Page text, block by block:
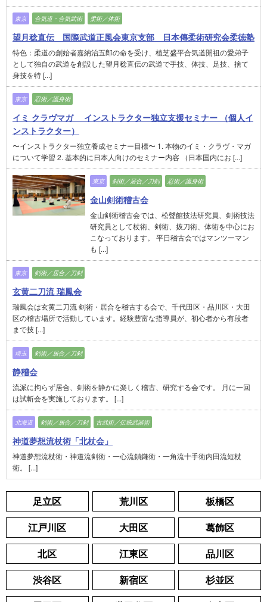
東京 合気道・合気武術 柔術／体術
望月稔直伝 国際武道正風会東京支部 日本傳柔術研究会柔徳塾
特色：柔道の創始者嘉納治五郎の命を受け、植芝盛平合気道開祖の愛弟子
として独自の武道を創設した望月稔直伝の武道で手技、体技、足技、捨て
身技を特 [...]
東京 忍術／護身術
イミ クラヴマガ インストラクター独立支援セミナー （個人イ
ンストラクター）
〜インストラクター独立養成セミナー目標〜 1. 本物のイミ・クラヴ・マガ
について学習 2. 基本的に日本人向けのセミナー内容 （日本国内にお [...]
東京 剣術／居合／刀剣 忍術／護身術
金山剣術稽古会
金山剣術稽古会では、松聲館技法研究員、剣術技法
研究員として杖術、剣術、抜刀術、体術を中心にお
こなっております。 平日稽古会ではマンツーマン
も [...]
東京 剣術／居合／刀剣
玄黄二刀流 瑞鳳会
瑞鳳会は玄黄二刀流 剣術・居合を稽古する会で、千代田区・品川区・大田
区の稽古場所で活動しています。経験豊富な指導員が、初心者から有段者
まで技 [...]
埼玉 剣術／居合／刀剣
静稽会
流派に拘らず居合、剣術を静かに楽しく稽古、研究する会です。 月に一回
は試斬会を実施しております。 [...]
北海道 剣術／居合／刀剣 古武術／伝統武器術
神道夢想流杖術「北杖会」
神道夢想流杖術・神道流剣術・一心流鎖鎌術・一角流十手術内田流短杖
術。 [...]
足立区 荒川区
板橋区
江戸川区
大田区
葛飾区
北区
江東区
品川区
渋谷区
新宿区
杉並区